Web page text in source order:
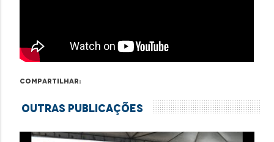
Compartilhar:
Outras Publicações